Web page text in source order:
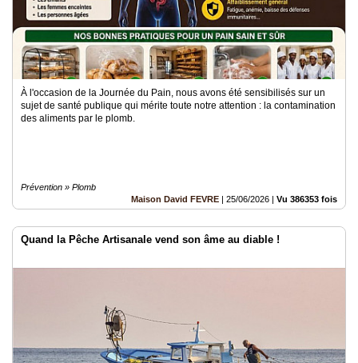
À l'occasion de la Journée du Pain, nous avons été sensibilisés sur un
sujet de santé publique qui mérite toute notre attention : la contamination
des aliments par le plomb.
Prévention » Plomb
Maison David FEVRE | 25/06/2026 | Vu 386353 fois
Quand la Pêche Artisanale vend son âme au diable !